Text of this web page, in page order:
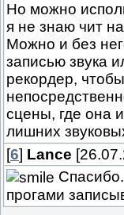
Но можно
я не знаю чит
Можно и без
записью звука
рекордер,
сцены, где она
лишних
[6] Lance
прогами